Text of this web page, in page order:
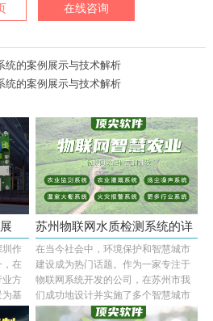
在线咨询
统的案例展示与技术解析
统的案例展示与技术解析
作
在
方
基
苏州物联网水质检测系统的详
细功能···
在当今社会中，环境保护和智慧城市
建设成为热门话题。作为一家专注于
物联网系统开发的公司，在苏州市我
们成功地设计并实施了多个智慧城市
项目案例。本···...